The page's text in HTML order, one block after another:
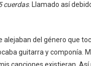
cuerdas. Llamado así
alejaban del género que
guitarra y componía.